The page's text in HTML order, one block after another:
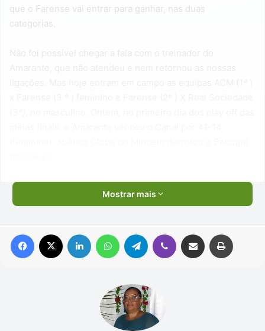
que o Farense vai entrar para ganhar, nas duas
categorias.
Mostrar mais
Facebook Linkedin WhatsAppTelegram Viber Compartilhar via e-mail